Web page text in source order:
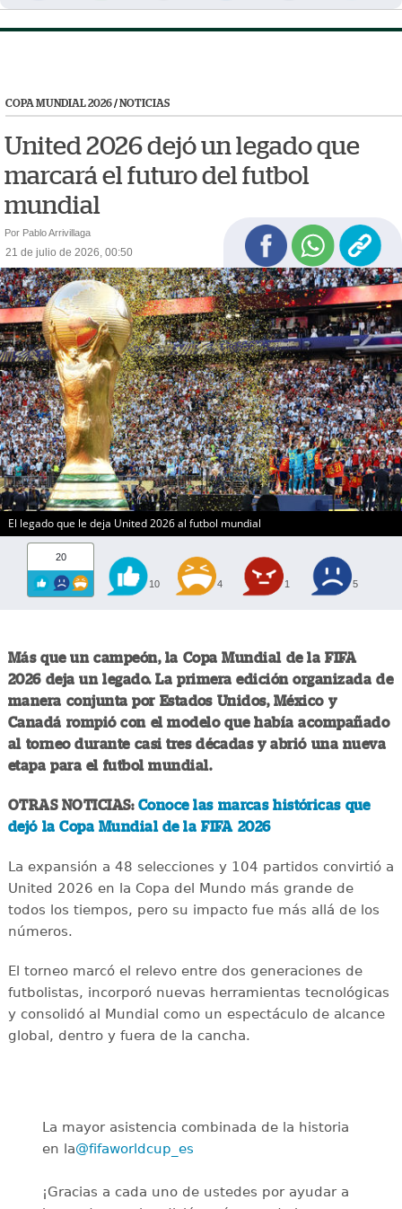
COPA MUNDIAL 2026/ NOTICIAS
United 2026 dejó un legado que
marcará el futuro del futbol
mundial
Por Pablo Arrivillaga
21 de julio de 2026, 00:50
El legado que le deja United 2026 al futbol mundial
20
10 4 1 5
Más que un campeón, la Copa Mundial de la FIFA
2026 deja un legado. La primera edición organizada de
manera conjunta por Estados Unidos, México y
Canadá rompió con el modelo que había acompañado
al torneo durante casi tres décadas y abrió una nueva
etapa para el futbol mundial.
OTRAS NOTICIAS: Conoce las marcas históricas que
dejó la Copa Mundial de la FIFA 2026
La expansión a 48 selecciones y 104 partidos convirtió a
United 2026 en la Copa del Mundo más grande de
todos los tiempos, pero su impacto fue más allá de los
números.
El torneo marcó el relevo entre dos generaciones de
futbolistas, incorporó nuevas herramientas tecnológicas
y consolidó al Mundial como un espectáculo de alcance
global, dentro y fuera de la cancha.
La mayor asistencia combinada de la historia
en la@fifaworldcup_es
¡Gracias a cada uno de ustedes por ayudar a